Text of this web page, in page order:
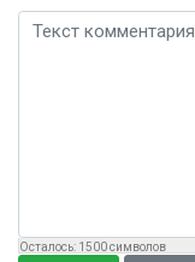
Текст комментария
Осталось: 1500символов